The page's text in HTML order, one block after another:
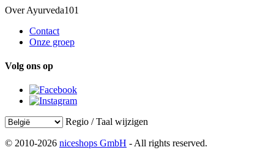
Over Ayurveda101
Contact
Onze groep
Volg ons op
Regio / Taal wijzigen
© 2010-2026 niceshops GmbH - All rights reserved.